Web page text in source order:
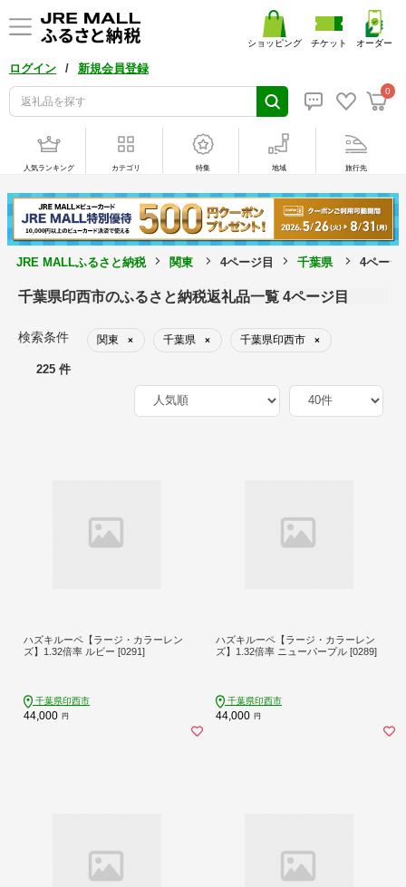
ログイン / 新規会員登録
0
ショッピング チケット オーダー
人気ランキング カテゴリ 特集 地域 旅行先
JRE MALLふるさと納税 関東 4ページ目 千葉県 4ページ
千葉県印西市のふるさと納税返礼品一覧 4ページ目
検索条件 関東 × 千葉県 × 千葉県印西市 ×
225 件
ハズキルーペ【ラージ・カラーレン
ズ】1.32倍率 ルビー [0291]
千葉県印西市
44,000 円
ハズキルーペ【ラージ・カラーレン
ズ】1.32倍率 ニューパープル [0289]
千葉県印西市
44,000 円